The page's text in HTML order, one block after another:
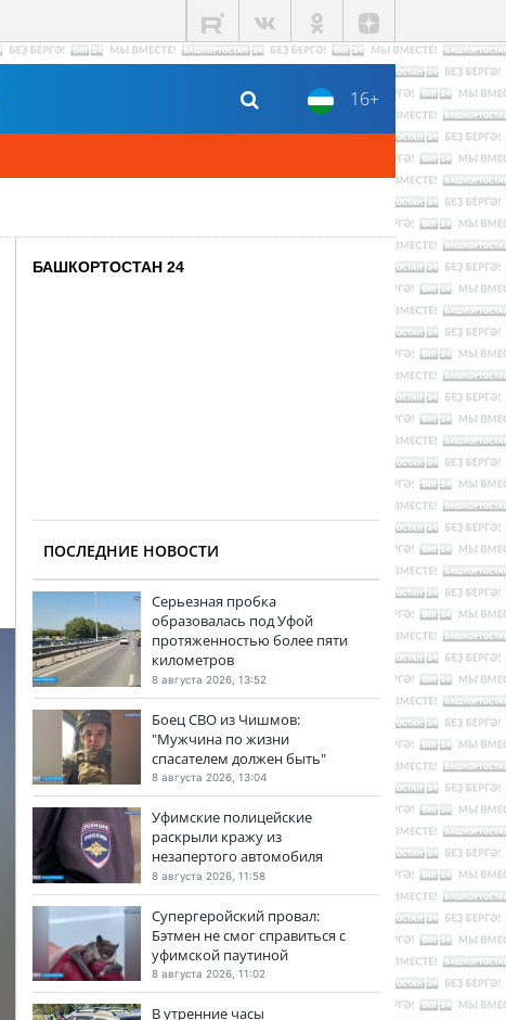
16+
БАШКОРТОСТАН 24
ПОСЛЕДНИЕ НОВОСТИ
Серьезная пробка
образовалась под Уфой
протяженностью более пяти
километров
8 августа 2026, 13:52
Боец СВО из Чишмов:
"Мужчина по жизни
спасателем должен быть"
8 августа 2026, 13:04
Уфимские полицейские
раскрыли кражу из
незапертого автомобиля
8 августа 2026, 11:58
Супергеройский провал:
Бэтмен не смог справиться с
уфимской паутиной
8 августа 2026, 11:02
В утренние часы